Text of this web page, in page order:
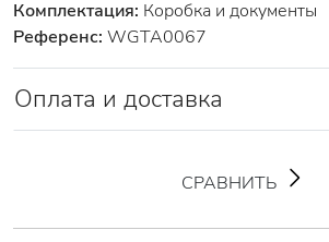
Комплектация: Коробка и документы
Референс: WGTA0067
Оплата и доставка
СРАВНИТЬ